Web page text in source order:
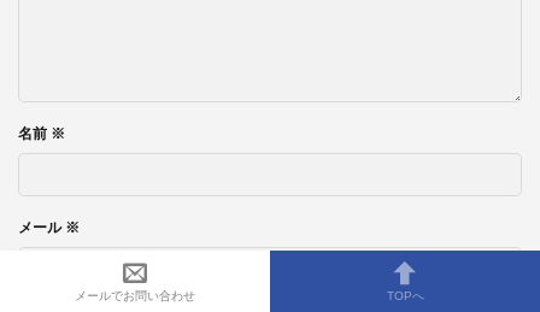
名前 ※
メール ※
メールでお問い合わせ TOPへ